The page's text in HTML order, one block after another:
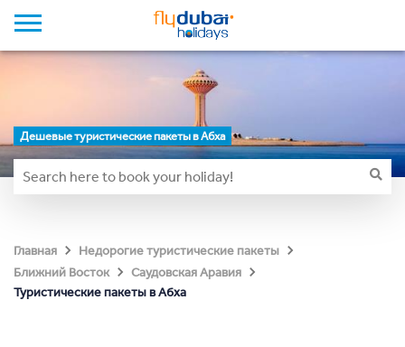
Дешевые туристические пакеты в Абха
Главная
Недорогие туристические пакеты
Ближний Восток
Саудовская Аравия
Туристические пакеты в Абха